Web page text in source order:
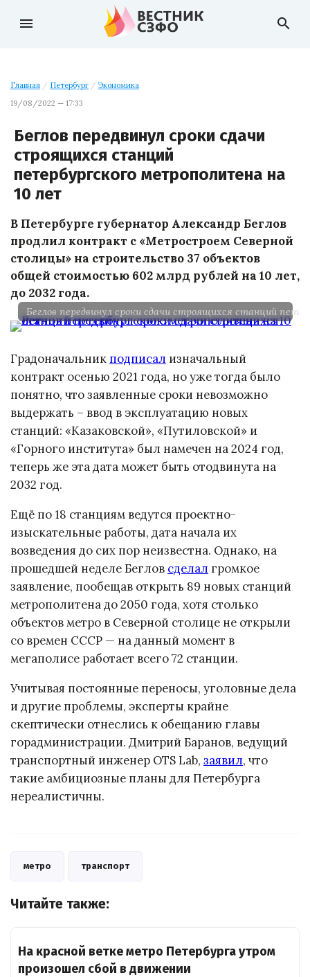
menu search
Главная / Петербург / Экономика
19/08/2022 — 17:33
Беглов передвинул сроки сдачи
строящихся станций
петербургского метрополитена на
10 лет
В Петербурге губернатор Александр Беглов
продлил контракт с «Метростроем Северной
столицы» на строительство 37 объектов
общей стоимостью 602 млрд рублей на 10 лет,
до 2032 года.
Беглов передвинул сроки сдачи строящихся станций
Градоначальник подписал изначальный
контракт осенью 2021 года, но уже тогда было
понятно, что заявленные сроки невозможно
выдержать – ввод в эксплуатацию новых
станций: «Казаковской», «Путиловской» и
«Горного института» был намечен на 2024 год,
теперь же эта дата может быть отодвинута на
2032 год.
Ещё по 18 станциям ведутся проектно-
изыскательные работы, дата начала их
возведения до сих пор неизвестна. Однако, на
прошедшей неделе Беглов сделал громкое
заявление, пообещав открыть 89 новых станций
метрополитена до 2050 года, хотя столько
объектов метро в Северной столице не открыли
со времен СССР — на данный момент в
мегаполисе работает всего 72 станции.
Учитывая постоянные переносы, уголовные дела
и другие проблемы, эксперты крайне
скептически отнеслись к обещанию главы
горадминистрации. Дмитрий Баранов, ведущий
транспортный инженер OTS Lab, заявил, что
такие амбициозные планы для Петербурга
нереалистичны.
метро транспорт
Читайте также:
На красной ветке метро Петербурга утром
произошел сбой в движении